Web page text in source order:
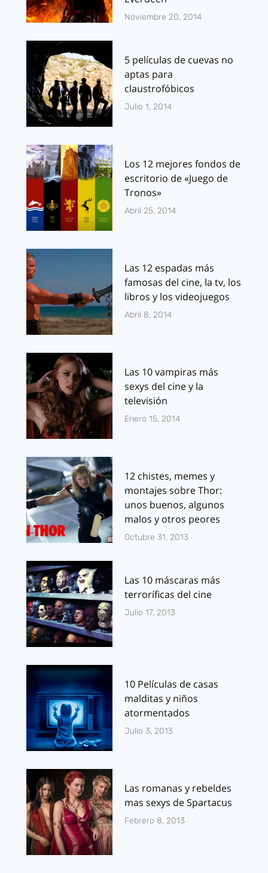
Noviembre 20, 2014
5 películas de cuevas no
aptas para
claustrofóbicos
Julio 1, 2014
Los 12 mejores fondos de
escritorio de «Juego de
Tronos»
Abril 25, 2014
Las 12 espadas más
famosas del cine, la tv, los
libros y los videojuegos
Abril 8, 2014
Las 10 vampiras más
sexys del cine y la
televisión
Enero 15, 2014
12 chistes, memes y
montajes sobre Thor:
unos buenos, algunos
malos y otros peores
Octubre 31, 2013
Las 10 máscaras más
terroríficas del cine
Julio 17, 2013
10 Películas de casas
malditas y niños
atormentados
Julio 3, 2013
Las romanas y rebeldes
mas sexys de Spartacus
Febrero 8, 2013